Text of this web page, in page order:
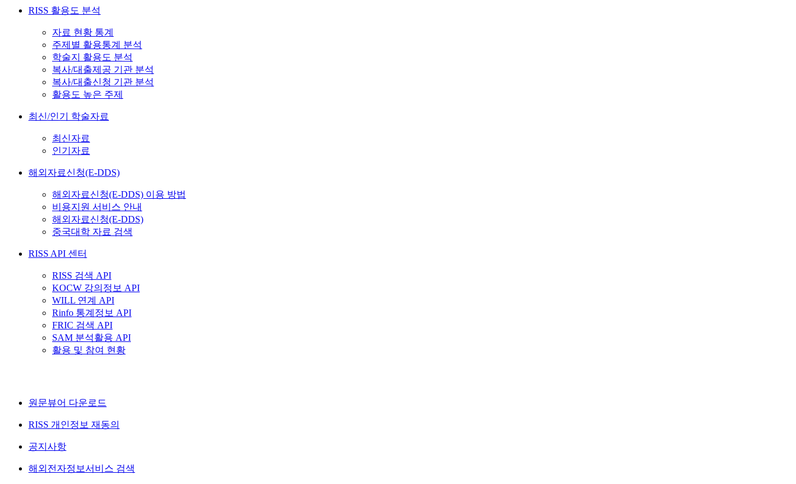
RISS 활용도 분석
자료 현황 통계
주제별 활용통계 분석
학술지 활용도 분석
복사/대출제공 기관 분석
복사/대출신청 기관 분석
활용도 높은 주제
최신/인기 학술자료
최신자료
인기자료
해외자료신청(E-DDS)
해외자료신청(E-DDS) 이용 방법
비용지원 서비스 안내
해외자료신청(E-DDS)
중국대학 자료 검색
RISS API 센터
RISS 검색 API
KOCW 강의정보 API
WILL 연계 API
Rinfo 통계정보 API
FRIC 검색 API
SAM 분석활용 API
활용 및 참여 현황
원문뷰어 다운로드
RISS 개인정보 재동의
공지사항
해외전자정보서비스 검색